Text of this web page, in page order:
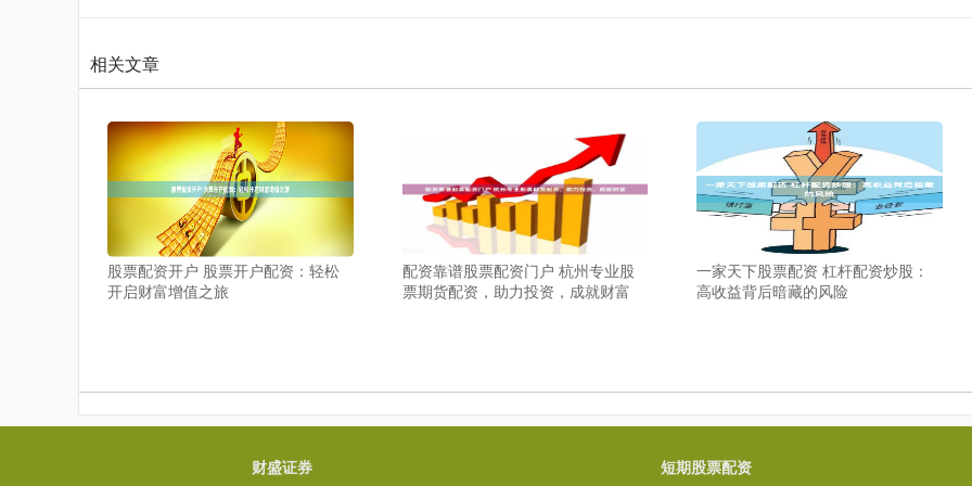
相关文章
股票配资开户 股票开户配资：轻松
开启财富增值之旅
配资靠谱股票配资门户 杭州专业股
票期货配资，助力投资，成就财富
一家天下股票配资 杠杆配资炒股：
高收益背后暗藏的风险
财盛证券 短期股票配资